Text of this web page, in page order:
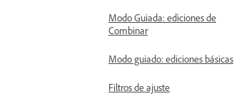
Modo Guiada: ediciones de
Combinar
Modo guiado: ediciones básicas
Filtros de ajuste